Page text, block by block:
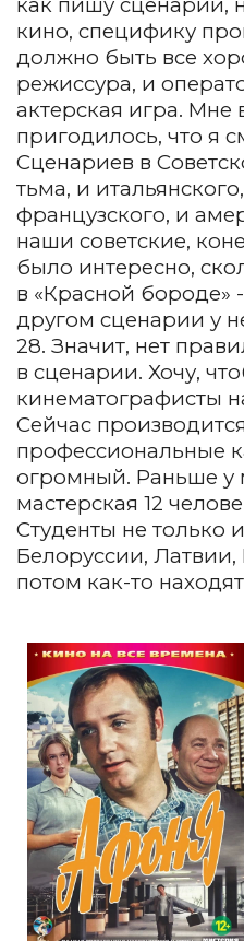
кино, специфику
должно быть все
режиссура, и
актерская игра. Мне
пригодилось, что я
Сценариев в
тьма, и
французского, и
наши советские,
было интересно,
в «Красной бороде»
другом сценарии у
28. Значит, нет
в сценарии. Хочу,
кинематографисты
Сейчас
профессиональные
огромный. Раньше у
мастерская 12
Студенты не только
Белоруссии, Латвии,
потом как-то